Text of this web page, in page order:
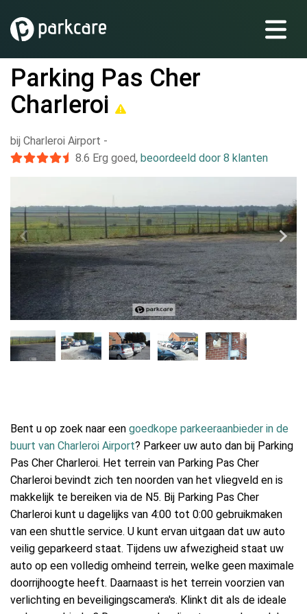
Parking Pas Cher
Charleroi
bij Charleroi Airport -
8.6 Erg goed, beoordeeld door 8 klanten
Bent u op zoek naar een goedkope parkeeraanbieder in de
buurt van Charleroi Airport? Parkeer uw auto dan bij Parking
Pas Cher Charleroi. Het terrein van Parking Pas Cher
Charleroi bevindt zich ten noorden van het vliegveld en is
makkelijk te bereiken via de N5. Bij Parking Pas Cher
Charleroi kunt u dagelijks van 4:00 tot 0:00 gebruikmaken
van een shuttle service. U kunt ervan uitgaan dat uw auto
veilig geparkeerd staat. Tijdens uw afwezigheid staat uw
auto op een volledig omheind terrein, welke geen maximale
doorrijhoogte heeft. Daarnaast is het terrein voorzien van
verlichting en beveiligingscamera's. Klinkt dit als de ideale